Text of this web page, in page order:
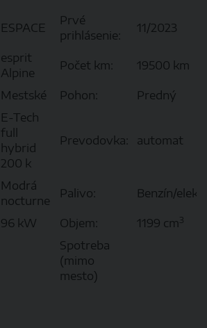
ESPACE
Prvé
prihlásenie:
11/2023
esprit
Alpine
Počet km: 19500 km
Mestské Pohon: Predný
E-Tech
full
hybrid
200 k
Prevodovka: automat
Modrá
nocturne
Palivo: Benzín/
96 kW Objem: 1199 cm3
Spotreba
(mimo
mesto)